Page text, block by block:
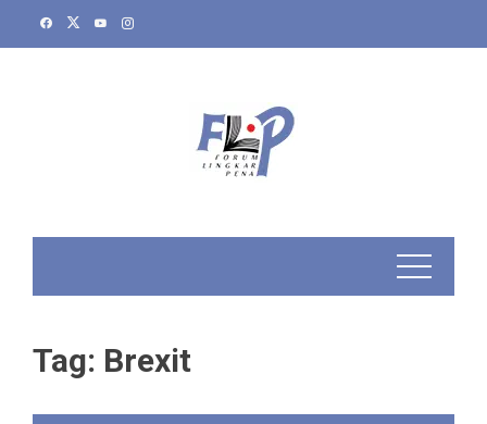
Tag: Brexit